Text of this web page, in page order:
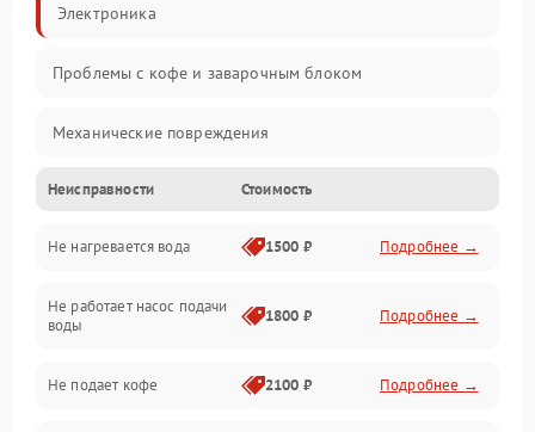
Электроника
Проблемы с кофе и заварочным блоком
Механические повреждения
Прочие неисправности
Включение и работа
Проблемы с водой
Неисправности Стоимость
Не нагревается вода 1500 ₽ Подробнее →
Не работает насос подачи
воды
1800 ₽ Подробнее →
Не подает кофе 2100 ₽ Подробнее →